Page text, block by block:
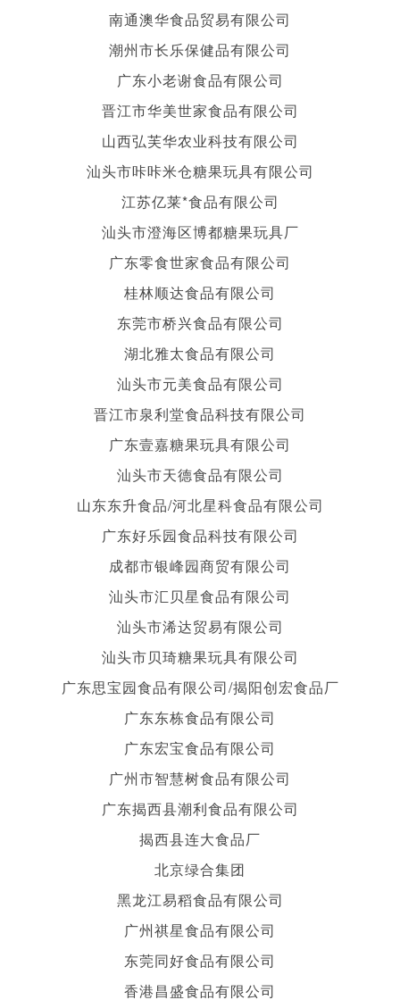
南通澳华食品贸易有限公司
潮州市长乐保健品有限公司
广东小老谢食品有限公司
晋江市华美世家食品有限公司
山西弘芙华农业科技有限公司
汕头市咔咔米仓糖果玩具有限公司
江苏亿莱*食品有限公司
汕头市澄海区博都糖果玩具厂
广东零食世家食品有限公司
桂林顺达食品有限公司
东莞市桥兴食品有限公司
湖北雅太食品有限公司
汕头市元美食品有限公司
晋江市泉利堂食品科技有限公司
广东壹嘉糖果玩具有限公司
汕头市天德食品有限公司
山东东升食品/河北星科食品有限公司
广东好乐园食品科技有限公司
成都市银峰园商贸有限公司
汕头市汇贝星食品有限公司
汕头市浠达贸易有限公司
汕头市贝琦糖果玩具有限公司
广东思宝园食品有限公司/揭阳创宏食品厂
广东东栋食品有限公司
广东宏宝食品有限公司
广州市智慧树食品有限公司
广东揭西县潮利食品有限公司
揭西县连大食品厂
北京绿合集团
黑龙江易稻食品有限公司
广州祺星食品有限公司
东莞同好食品有限公司
香港昌盛食品有限公司